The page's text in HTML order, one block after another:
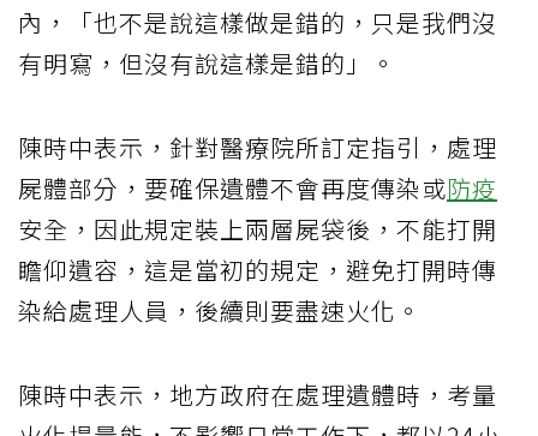
內，「也不是說這樣做是錯的，只是我們沒
有明寫，但沒有說這樣是錯的」。
陳時中表示，針對醫療院所訂定指引，處理
屍體部分，要確保遺體不會再度傳染或防疫
安全，因此規定裝上兩層屍袋後，不能打開
瞻仰遺容，這是當初的規定，避免打開時傳
染給處理人員，後續則要盡速火化。
陳時中表示，地方政府在處理遺體時，考量